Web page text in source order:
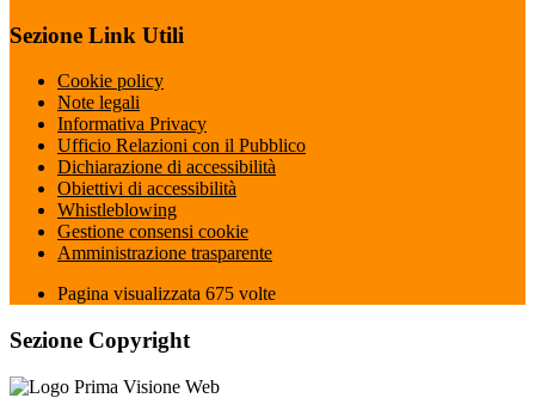
Sezione Link Utili
Cookie policy
Note legali
Informativa Privacy
Ufficio Relazioni con il Pubblico
Dichiarazione di accessibilità
Obiettivi di accessibilità
Whistleblowing
Gestione consensi cookie
Amministrazione trasparente
Pagina visualizzata 675 volte
Sezione Copyright